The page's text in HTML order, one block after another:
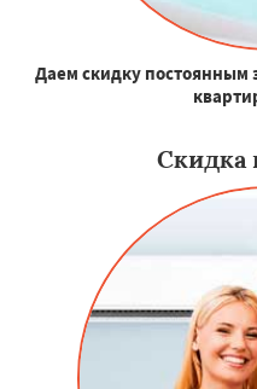
Даем скидку постоянным
Скидка